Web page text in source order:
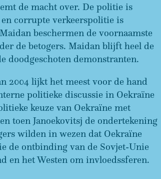
de macht over. De politie is
corrupte verkeerspolitie is
beschermen de voornaamste
de betogers. Maidan blijft heel de
doodgeschoten demonstranten.
2004 lijkt het meest voor de hand
politieke discussie in Oekraïne
keuze van Oekraïne met
toen Janoekovitsj de ondertekening
wilden in wezen dat Oekraïne
de ontbinding van de Sovjet-Unie
en het Westen om invloedssferen.